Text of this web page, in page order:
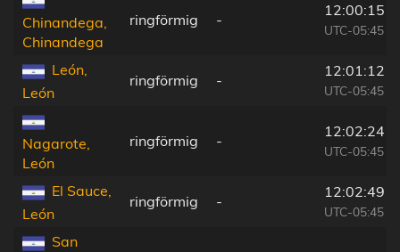
Chinandega,
Chinandega
ringförmig -
12:00:15
UTC-05:45
León,
León
ringförmig -
12:01:12
UTC-05:45
Nagarote,
León
ringförmig -
12:02:24
UTC-05:45
El Sauce,
León
ringförmig -
12:02:49
UTC-05:45
San